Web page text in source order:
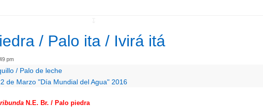
/ Palo ita / Ivirá itá
pm
/ Palo de leche
de Marzo "Día Mundial del Agua" 2016
N.E. Br. / Palo piedra